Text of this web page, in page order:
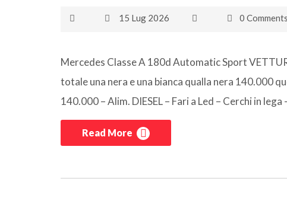
15 Lug 2026 0 Comments
Mercedes Classe A 180d Automatic Sport
totale una nera e una bianca qualla nera 140.000
140.000 – Alim. DIESEL – Fari a Led – Cerchi in
Read More